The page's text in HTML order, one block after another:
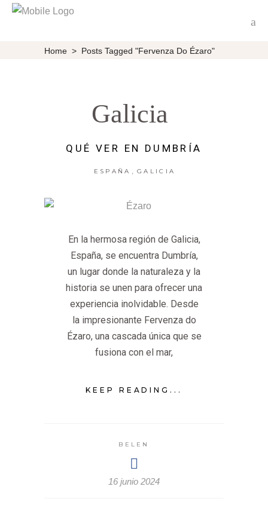
Home > Posts Tagged "Fervenza Do Ézaro"
Galicia
QUÉ VER EN DUMBRÍA
ESPAÑA , GALICIA
En la hermosa región de Galicia,
España, se encuentra Dumbría,
un lugar donde la naturaleza y la
historia se unen para ofrecer una
experiencia inolvidable. Desde
la impresionante Fervenza do
Ézaro, una cascada única que se
fusiona con el mar,
KEEP READING...
BELEN
16 junio 2024